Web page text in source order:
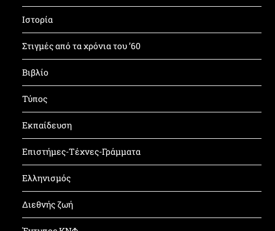
Ιστορία
Στιγμές από τα χρόνια του ’60
Βιβλίο
Τύπος
Εκπαίδευση
Επιστήμες-Τέχνες-Γράμματα
Ελληνισμός
Διεθνής ζωή